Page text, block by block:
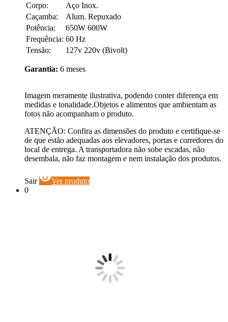
Corpo:
Aço Inox.
Caçamba:
Alum. Repuxado
Potência:
650W 600W
Frequência: 60 Hz
Tensão:
127v 220v (Bivolt)
Garantia: 6 meses
Imagem meramente ilustrativa, podendo conter diferença em
medidas e tonalidade.Objetos e alimentos que ambientam as
fotos não acompanham o produto.
ATENÇÃO: Confira as dimensões do produto e certifique-se
de que estão adequadas aos elevadores, portas e corredores do
local de entrega. A transportadora não sobe escadas, não
desembala, não faz montagem e nem instalação dos produtos.
Sair visibilityVer produto
0